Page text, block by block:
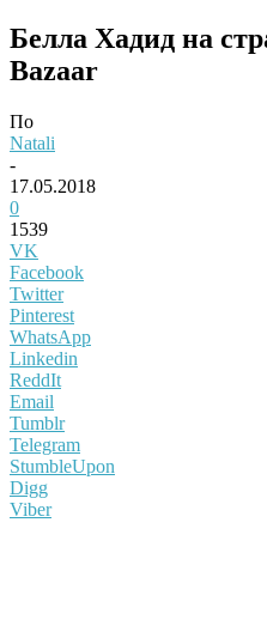
Белла Хадид на
Bazaar
По
Natali
-
17.05.2018
0
1539
VK
Facebook
Twitter
Pinterest
WhatsApp
Linkedin
ReddIt
Email
Tumblr
Telegram
StumbleUpon
Digg
Viber